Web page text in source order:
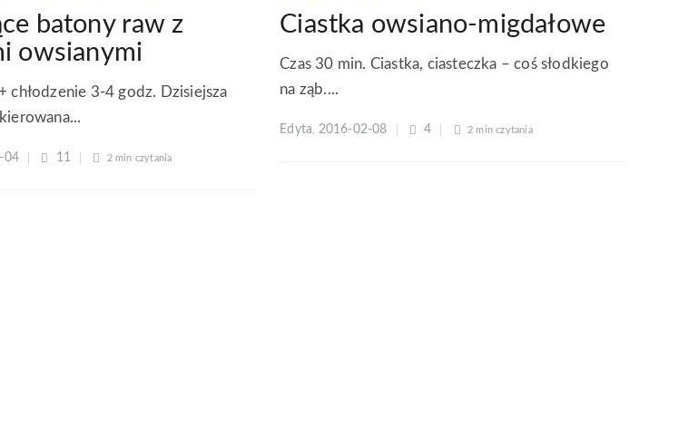
batony raw z
owsianymi
chłodzenie 3-4 godz. Dzisiejsza
04 11 2 min czytania
Ciastka owsiano-migdałowe
Czas 30 min. Ciastka, ciasteczka – coś słodkiego
na ząb....
Edyta, 2016-02-08 4 2 minczytania